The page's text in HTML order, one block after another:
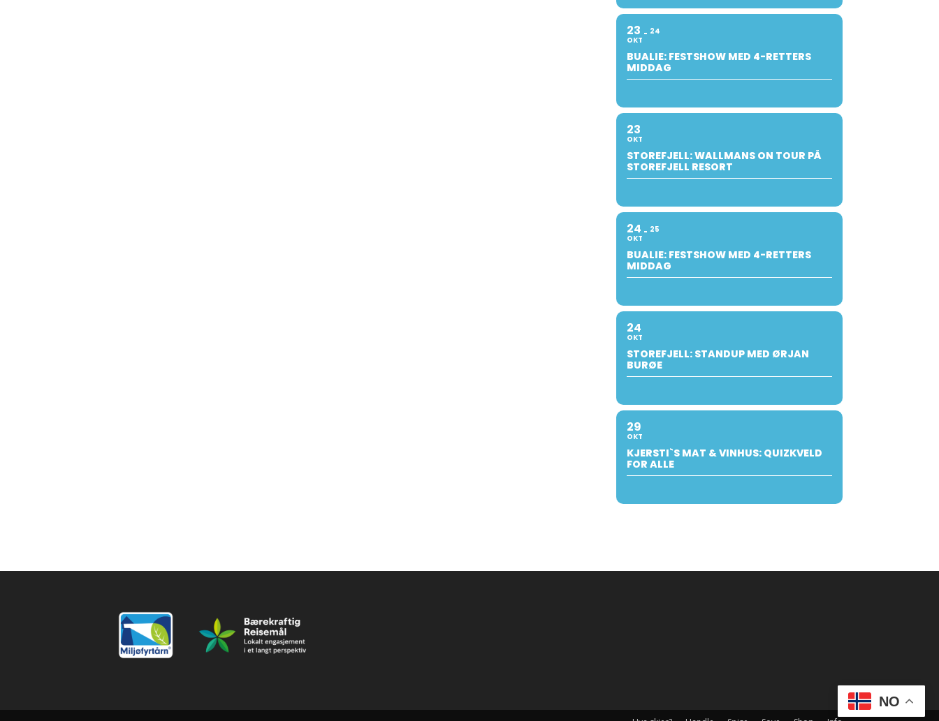
23
OKT
24
BUALIE: FESTSHOW MED 4-RETTERS
MIDDAG
23
OKT
STOREFJELL: WALLMANS ON TOUR PÅ
STOREFJELL RESORT
24
OKT
25
BUALIE: FESTSHOW MED 4-RETTERS
MIDDAG
24
OKT
STOREFJELL: STANDUP MED ØRJAN
BURØE
29
OKT
KJERSTI`S MAT & VINHUS: QUIZKVELD
FOR ALLE
NO